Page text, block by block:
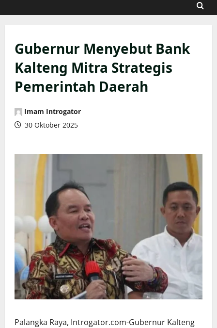
Gubernur Menyebut Bank
Kalteng Mitra Strategis
Pemerintah Daerah
Imam Introgator
30 Oktober 2025
Palangka Raya, Introgator.com-Gubernur Kalteng